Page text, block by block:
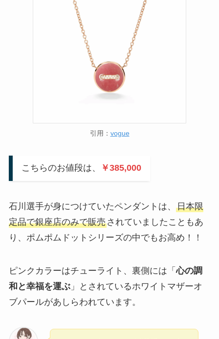
引用： vogue
こちらのお値段は、 ￥385,000
石川選手が身につけていたペンダントは、 日本限
定品で銀座店のみで販売されていましたこともあ
り、ポムポムドットシリーズの中でもお高め！！
ピンクカラーはチューライト、裏側には「心の調
和と幸福を運ぶ」とされているホワイトマザーオ
ブパールがあしらわれています。